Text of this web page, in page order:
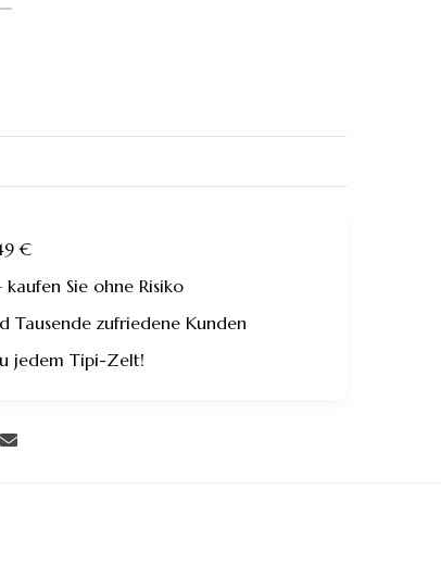
€
Sie ohne Risiko
Tausende zufriedene Kunden
jedem Tipi-Zelt!